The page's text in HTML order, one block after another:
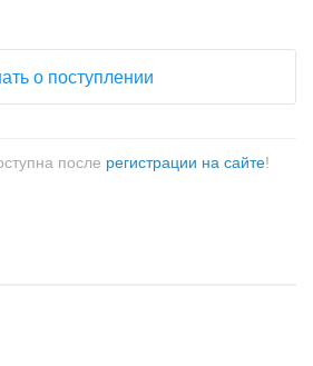
о поступлении
после регистрации на сайте!